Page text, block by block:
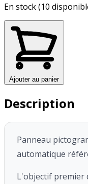
En stock (10
Ajouter au panier
Description
Panneau
automatique
L'objectif premier